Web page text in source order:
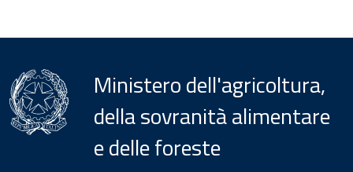
Ministero dell'agricoltura,
della sovranità alimentare
e delle foreste